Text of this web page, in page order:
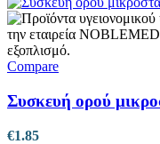
Compare
Συσκευή ορού
€1.85